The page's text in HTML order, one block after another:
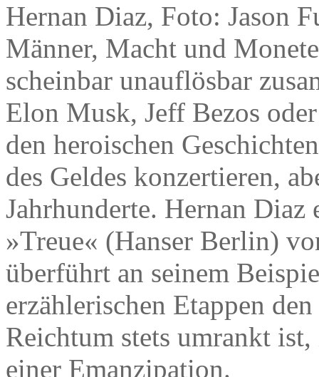
Hernan Diaz, Foto: Jason
Männer, Macht und
scheinbar unauflösbar
Elon Musk, Jeff Bezos
den heroischen
des Geldes konzertieren,
Jahrhunderte. Hernan Diaz
»Treue« (Hanser Berlin)
überführt an seinem
erzählerischen Etappen
Reichtum stets umrankt
einer Emanzipation.